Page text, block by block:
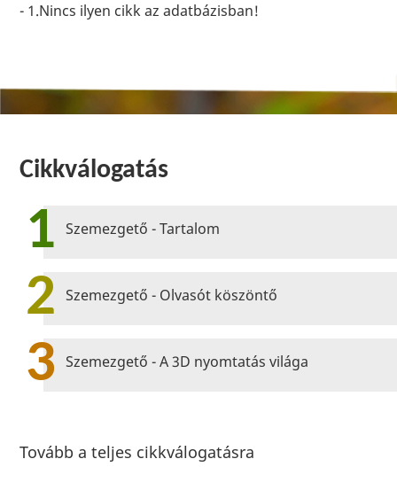
- 1.Nincs ilyen cikk az adatbázisban!
Cikkválogatás
1 Szemezgető - Tartalom
2 Szemezgető - Olvasót köszöntő
3 Szemezgető - A 3D nyomtatás világa
Tovább a teljes cikkválogatásra